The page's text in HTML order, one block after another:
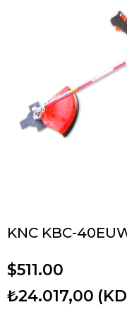
KNC KBC-
$511.00
₺24.017,00